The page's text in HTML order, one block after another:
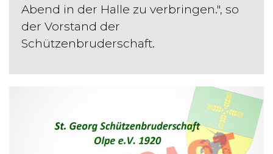
Abend in der Halle zu verbringen.", so
der Vorstand der
Schützenbruderschaft.